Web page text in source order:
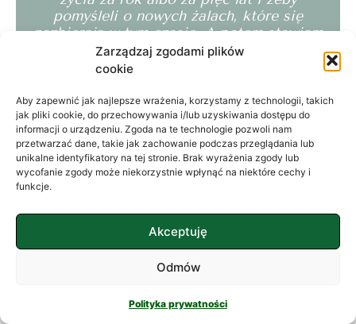
Zarządzaj zgodami plików
cookie
Aby zapewnić jak najlepsze wrażenia, korzystamy z technologii, takich
jak pliki cookie, do przechowywania i/lub uzyskiwania dostępu do
informacji o urządzeniu. Zgoda na te technologie pozwoli nam
przetwarzać dane, takie jak zachowanie podczas przeglądania lub
unikalne identyfikatory na tej stronie. Brak wyrażenia zgody lub
wycofanie zgody może niekorzystnie wpłynąć na niektóre cechy i
funkcje.
Akceptuję
Odmów
Polityka prywatności
pomyśleli o nowych żalach, które się
nazbierają w tym czasie. A potem stawiam
im pytanie: ‘Jak możesz zacząć żyć teraz,
żeby nie tworzyć nowego żalu? Co musisz
Irvin D. Yalom
podobne artykuły